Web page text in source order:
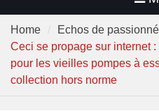
Home
Echos de
Ceci se propage sur internet
pour les vieilles pompes à
collection hors norme